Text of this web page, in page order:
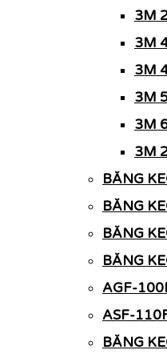
3M
3M
3M
3M
3M
3M
BĂNG
BĂNG
BĂNG
BĂNG
AGF-
ASF-
BĂNG